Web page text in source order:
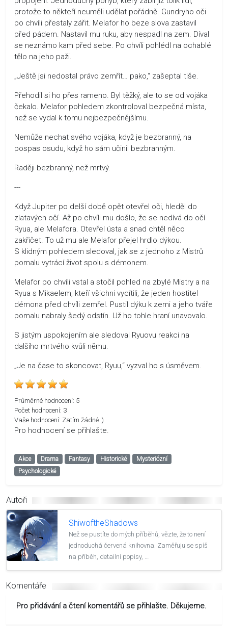
protože to někteří neuměli udělat pořádně. Gundryho oči
po chvíli přestaly zářit. Melafor ho beze slova zastavil
před pádem. Nastavil mu ruku, aby nespadl na zem. Díval
se neznámo kam před sebe. Po chvíli pohlédl na ochablé
tělo na jeho paži.
„Ještě jsi nedostal právo zemřít… pako,“ zašeptal tiše.
Přehodil si ho přes rameno. Byl těžký, ale to se od vojáka
čekalo. Melafor pohledem zkontroloval bezpečná místa,
než se vydal k tomu nejbezpečnějšímu.
Nemůže nechat svého vojáka, když je bezbranný, na
pospas osudu, když ho sám učinil bezbranným.
Raději bezbranný, než mrtvý.
---
Když Jupiter po delší době opět otevřel oči, hleděl do
zlatavých očí. Až po chvíli mu došlo, že se nedívá do očí
Ryua, ale Melafora. Otevřel ústa a snad chtěl něco
zakřičet. To už mu ale Melafor přejel hrdlo dýkou.
S klidným pohledem sledoval, jak se z jednoho z Mistrů
pomalu vytrácí život spolu s démonem.
Melafor po chvíli vstal a stočil pohled na zbylé Mistry a na
Ryua s Mikaelem, kteří všichni vycítili, že jeden hostitel
démona před chvíli zemřel. Pustil dýku k zemi a jeho tváře
pomalu nabraly šedý odstín. Už ho tohle hraní unavovalo.
S jistým uspokojením ale sledoval Ryuovu reakci na
dalšího mrtvého kvůli němu.
„Je na čase to skoncovat, Ryuu,“ vyzval ho s úsměvem.
Průměrné hodnocení: 5
Počet hodnocení: 3
Vaše hodnocení: Zatím žádné :)
Pro hodnocení se přihlašte.
Akce Drama Fantasy Historické
Mysteriózní
Psychologické
Autoři
ShiwoftheShadows
Než se pustíte do mých příběhů, vězte, že to není
jednoduchá červená knihovna. Zaměřuju se spíš
na příběh, detailní popisy, …
Komentáře
Pro přidávání a čtení komentářů se přihlašte. Děkujeme.